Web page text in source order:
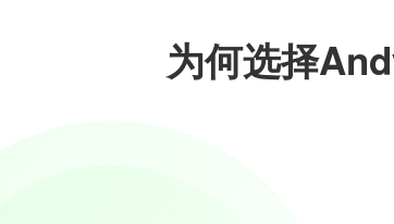
为何选择